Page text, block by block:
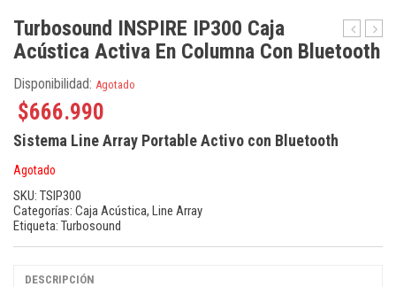
SE215-
DM16
Turbosound INSPIRE IP300 Caja
Acústica Activa En Columna Con Bluetooth
Disponibilidad: Agotado
$666.990
Sistema Line Array Portable Activo con Bluetooth
Agotado
SKU: TSIP300
Categorías: Caja Acústica, Line Array
Etiqueta: Turbosound
DESCRIPCIÓN